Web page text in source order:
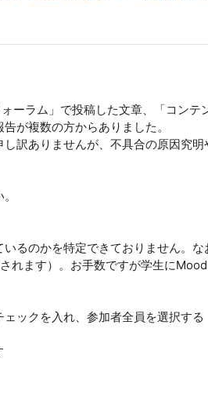
ーラム」で投稿した文章、「コンテ
が複数の方からありました。
訳ありませんが、不具合の原因究明
るのかを特定できておりません。
れます）。お手数ですが学生に
ックを入れ、参加者全員を選択する